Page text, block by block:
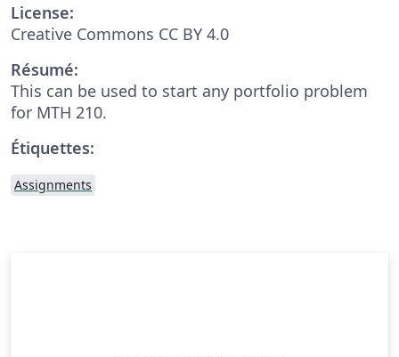
License:
Creative Commons CC BY 4.0
Résumé:
This can be used to start any portfolio problem
for MTH 210.
Étiquettes:
Assignments